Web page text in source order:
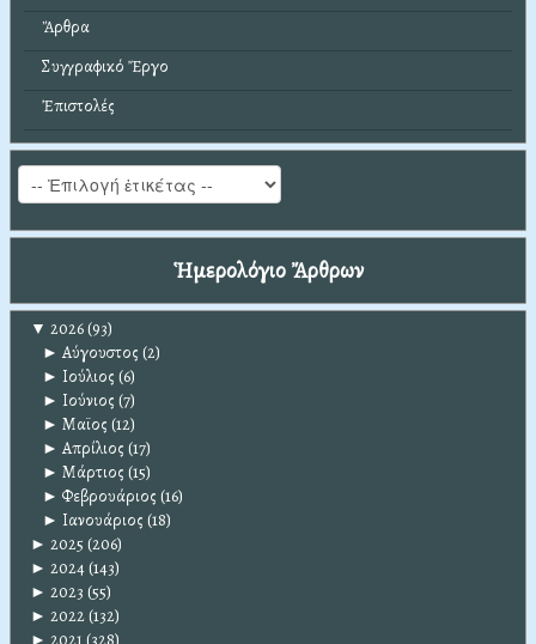
Ἄρθρα
Συγγραφικό Ἔργο
Ἐπιστολές
Ἡμερολόγιο Ἄρθρων
▼ 2026(93)
► Αύγουστος (2)
► Ιούλιος (6)
► Ιούνιος (7)
► Μαϊος (12)
► Απρίλιος (17)
► Μάρτιος (15)
► Φεβρουάριος (16)
► Ιανουάριος (18)
► 2025 (206)
► 2024(143)
► 2023 (55)
► 2022(132)